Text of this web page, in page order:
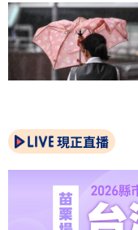
現正直播